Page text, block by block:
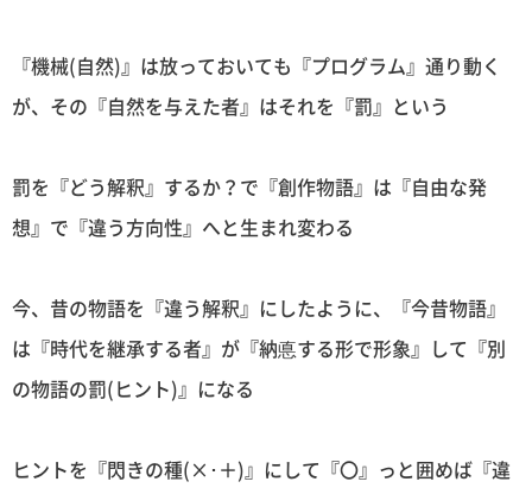
『機械(自然)』は放っておいても『プログラム』通り動く
が、その『自然を与えた者』はそれを『罰』という
罰を『どう解釈』するか？で『創作物語』は『自由な発
想』で『違う方向性』へと生まれ変わる
今、昔の物語を『違う解釈』にしたように、『今昔物語』
は『時代を継承する者』が『納悳する形で形象』して『別
の物語の罰(ヒント)』になる
ヒントを『閃きの種(×･＋)』にして『〇』っと囲めば『違